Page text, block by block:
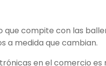
que compite con las
a medida que cambian.
en el comercio